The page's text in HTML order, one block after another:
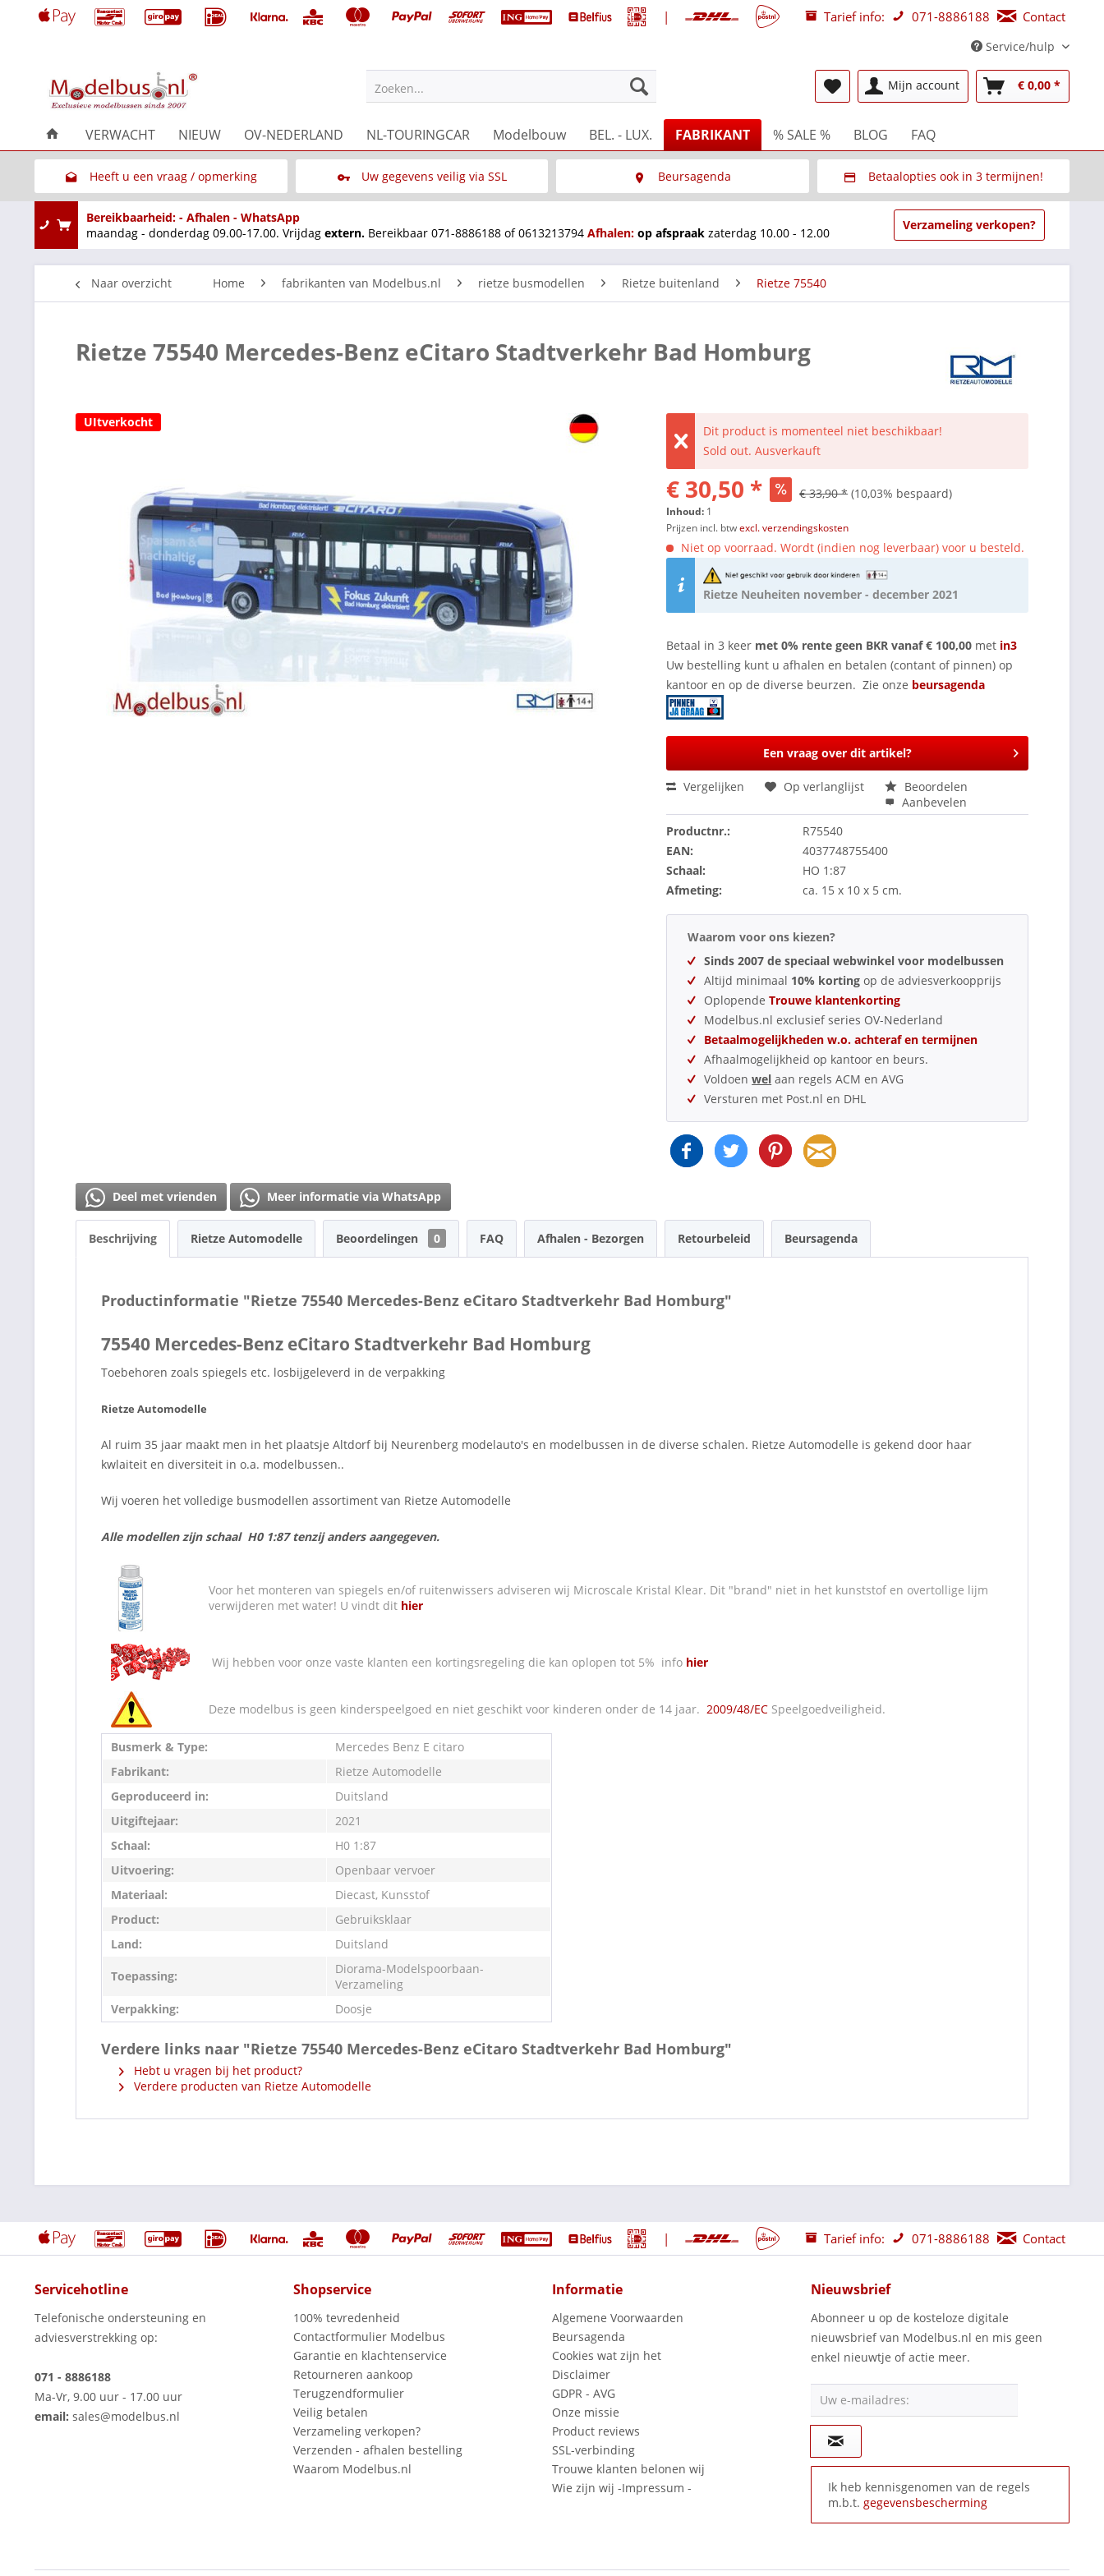
| Tarief info: 071-8886188 Contact
Service/hulp
Zoeken... Mijn account € 0,00 *
VERWACHT NIEUW OV-NEDERLAND NL-TOURINGCAR Modelbouw BEL. - LUX. FABRIKANT % SALE % BLOG FAQ
Heeft u een vraag / opmerking
Link naar het contactformulier
Uw gegevens veilig via SSL Beursagenda Betaalopties ook in 3 termijnen!
Via Multisafepay (veilig via SSL)
Bereikbaarheid: - Afhalen - WhatsApp
maandag - donderdag 09.00-17.00. Vrijdag extern. Bereikbaar 071-8886188 of 0613213794 Afhalen: op afspraak zaterdag 10.00 - 12.00
Verzameling verkopen?
Naar overzicht Home fabrikanten van Modelbus.nl rietze busmodellen Rietze buitenland Rietze 75540
Rietze 75540 Mercedes-Benz eCitaro Stadtverkehr Bad Homburg
UItverkocht
Dit product is momenteel niet beschikbaar!
Sold out. Ausverkauft
€ 30,50 * € 33,90 * (10,03% bespaard)
Inhoud: 1
Prijzen incl. btwexcl. verzendingskosten
Niet op voorraad. Wordt (indien nog leverbaar) voor u besteld.
Rietze Neuheiten november - december 2021
Betaal in 3 keer met 0% rente geen BKR vanaf € 100,00 met in3
Uw bestelling kunt u afhalen en betalen (contant of pinnen) op
kantoor en op de diverse beurzen. Zie onze beursagenda
Een vraag over dit artikel?
Vergelijken Op verlanglijst
Beoordelen
Aanbevelen
Productnr.:
R75540
EAN:
4037748755400
Schaal:
HO 1:87
Afmeting:
ca. 15 x 10 x 5 cm.
Waarom voor ons kiezen?
Sinds 2007 de speciaal webwinkel voor modelbussen
Altijd minimaal 10% kortingop de adviesverkoopprijs
OplopendeTrouwe klantenkorting
Modelbus.nl exclusief series OV-Nederland
Betaalmogelijkheden w.o. achteraf en termijnen
Afhaalmogelijkheid op kantoor en beurs.
Voldoenwel aan regels ACM en AVG
Versturen met Post.nl en DHL
Deel met vrienden Meer informatie via WhatsApp
Beschrijving Rietze Automodelle Beoordelingen 0 FAQ Afhalen - Bezorgen Retourbeleid Beursagenda
Productinformatie "Rietze 75540 Mercedes-Benz eCitaro Stadtverkehr Bad Homburg"
75540 Mercedes-Benz eCitaro Stadtverkehr Bad Homburg
Toebehoren zoals spiegels etc. losbijgeleverd in de verpakking
Rietze Automodelle
Al ruim 35 jaar maakt men in het plaatsje Altdorf bij Neurenberg modelauto's en modelbussen in de diverse schalen. Rietze Automodelle is gekend door haar
kwlaiteit en diversiteit in o.a. modelbussen..
Wij voeren het volledige busmodellen assortiment van Rietze Automodelle
Alle modellen zijn schaal H0 1:87 tenzij anders aangegeven.
Voor het monteren van spiegels en/of ruitenwissers adviseren wij Microscale Kristal Klear. Dit "brand" niet in het kunststof en overtollige lijm
verwijderen met water! U vindt dit hier
Wij hebben voor onze vaste klanten een kortingsregeling die kan oplopen tot 5% info hier
Deze modelbus is geen kinderspeelgoed en niet geschikt voor kinderen onder de 14 jaar. 2009/48/EC Speelgoedveiligheid.
Busmerk & Type:
Mercedes Benz E citaro
Fabrikant:
Rietze Automodelle
Geproduceerd in:
Duitsland
Uitgiftejaar:
2021
Schaal:
H0 1:87
Uitvoering:
Openbaar vervoer
Materiaal:
Diecast, Kunsstof
Product:
Gebruiksklaar
Land:
Duitsland
Toepassing:
Diorama-Modelspoorbaan-
Verzameling
Verpakking:
Doosje
Verdere links naar "Rietze 75540 Mercedes-Benz eCitaro Stadtverkehr Bad Homburg"
Hebt u vragen bij het product?
Verdere producten van Rietze Automodelle
| Tarief info: 071-8886188 Contact
Servicehotline
Telefonische ondersteuning en
adviesverstrekking op:
071 - 8886188
Ma-Vr, 9.00 uur - 17.00 uur
email: sales@modelbus.nl
Shopservice
100% tevredenheid
Contactformulier Modelbus
Garantie en klachtenservice
Retourneren aankoop
Terugzendformulier
Veilig betalen
Verzameling verkopen?
Verzenden - afhalen bestelling
Waarom Modelbus.nl
Informatie
Algemene Voorwaarden
Beursagenda
Cookies wat zijn het
Disclaimer
GDPR - AVG
Onze missie
Product reviews
SSL-verbinding
Trouwe klanten belonen wij
Wie zijn wij -Impressum -
Nieuwsbrief
Abonneer u op de kosteloze digitale
nieuwsbrief van Modelbus.nl en mis geen
enkel nieuwtje of actie meer.
Uw e-mailadres:
Ik heb kennisgenomen van de regels
m.b.t. gegevensbescherming